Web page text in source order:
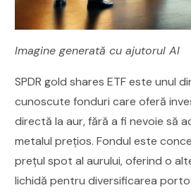
Imagine generată cu ajutorul AI
SPDR gold shares ETF este unul
cunoscute fonduri care oferă
directă la aur, fără a fi nevoie să
metalul prețios. Fondul este
prețul spot al aurului, oferind o
lichidă pentru diversificarea